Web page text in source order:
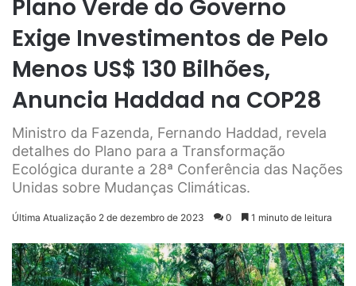
Plano Verde do Governo
Exige Investimentos de Pelo
Menos US$ 130 Bilhões,
Anuncia Haddad na COP28
Ministro da Fazenda, Fernando Haddad, revela
detalhes do Plano para a Transformação
Ecológica durante a 28ª Conferência das Nações
Unidas sobre Mudanças Climáticas.
Última Atualização 2 de dezembro de 2023 0 1 minuto de leitura